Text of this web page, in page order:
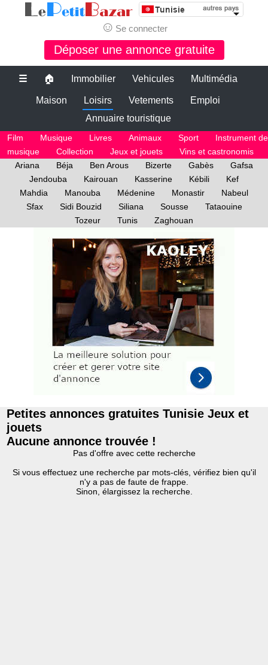
☺ Se connecter
Déposer une annonce gratuite
☰ 🏠 Immobilier Vehicules Multimédia
Maison Loisirs Vetements
Emploi
Annuaire touristique
Film Musique Livres Animaux Sport
Instrument de
musique
Collection Jeux et jouets
Vins et castronomis
Ariana
Béja Ben Arous Bizerte Gabès
Gafsa
Jendouba
Kairouan Kasserine Kébili
Kef
Mahdia
Manouba Médenine Monastir
Nabeul
Sfax
Sidi Bouzid Siliana Sousse
Tataouine
Tozeur
Tunis Zaghouan
Petites annonces gratuites Tunisie Jeux et
jouets
Aucune annonce trouvée !
Pas d'offre avec cette recherche
Si vous effectuez une recherche par mots-clés, vérifiez bien qu'il
n'y a pas de faute de frappe.
Sinon, élargissez la recherche.